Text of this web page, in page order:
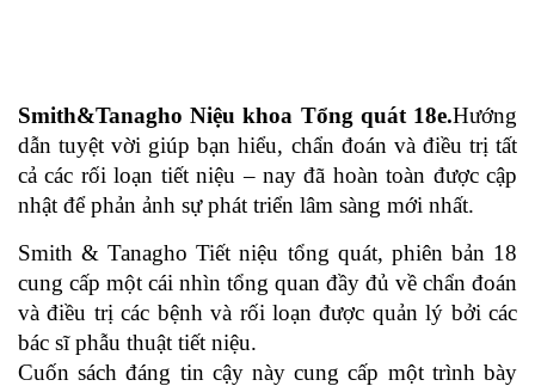
Smith&Tanagho Niệu khoa Tổng quát 18e.Hướng
dẫn tuyệt vời giúp bạn hiểu, chẩn đoán và điều trị tất
cả các rối loạn tiết niệu – nay đã hoàn toàn được cập
nhật để phản ảnh sự phát triển lâm sàng mới nhất.
Smith & Tanagho Tiết niệu tổng quát, phiên bản 18
cung cấp một cái nhìn tổng quan đầy đủ về chẩn đoán
và điều trị các bệnh và rối loạn được quản lý bởi các
bác sĩ phẫu thuật tiết niệu.
Cuốn sách đáng tin cậy này cung cấp một trình bày